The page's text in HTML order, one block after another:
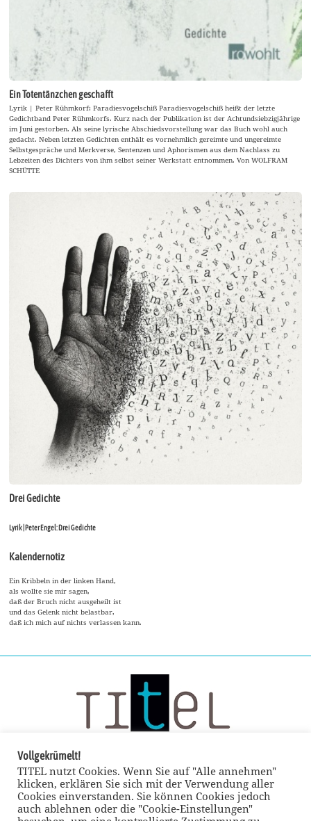
Ein Totentänzchen geschafft
Lyrik | Peter Rühmkorf: Paradiesvogelschiß Paradiesvogelschiß heißt der letzte
Gedichtband Peter Rühmkorfs. Kurz nach der Publikation ist der Achtundsiebzigjährige
im Juni gestorben. Als seine lyrische Abschiedsvorstellung war das Buch wohl auch
gedacht. Neben letzten Gedichten enthält es vornehmlich gereimte und ungereimte
Selbstgespräche und Merkverse, Sentenzen und Aphorismen aus dem Nachlass zu
Lebzeiten des Dichters von ihm selbst seiner Werkstatt entnommen. Von WOLFRAM
SCHÜTTE
Drei Gedichte
Lyrik | Peter Engel: Drei Gedichte
Kalendernotiz
Ein Kribbeln in der linken Hand,
als wollte sie mir sagen,
daß der Bruch nicht ausgeheilt ist
und das Gelenk nicht belastbar,
daß ich mich auf nichts verlassen kann.
Vollgekrümelt!
TITEL nutzt Cookies. Wenn Sie auf "Alle annehmen"
klicken, erklären Sie sich mit der Verwendung aller
Cookies einverstanden. Sie können Cookies jedoch
auch ablehnen oder die "Cookie-Einstellungen"